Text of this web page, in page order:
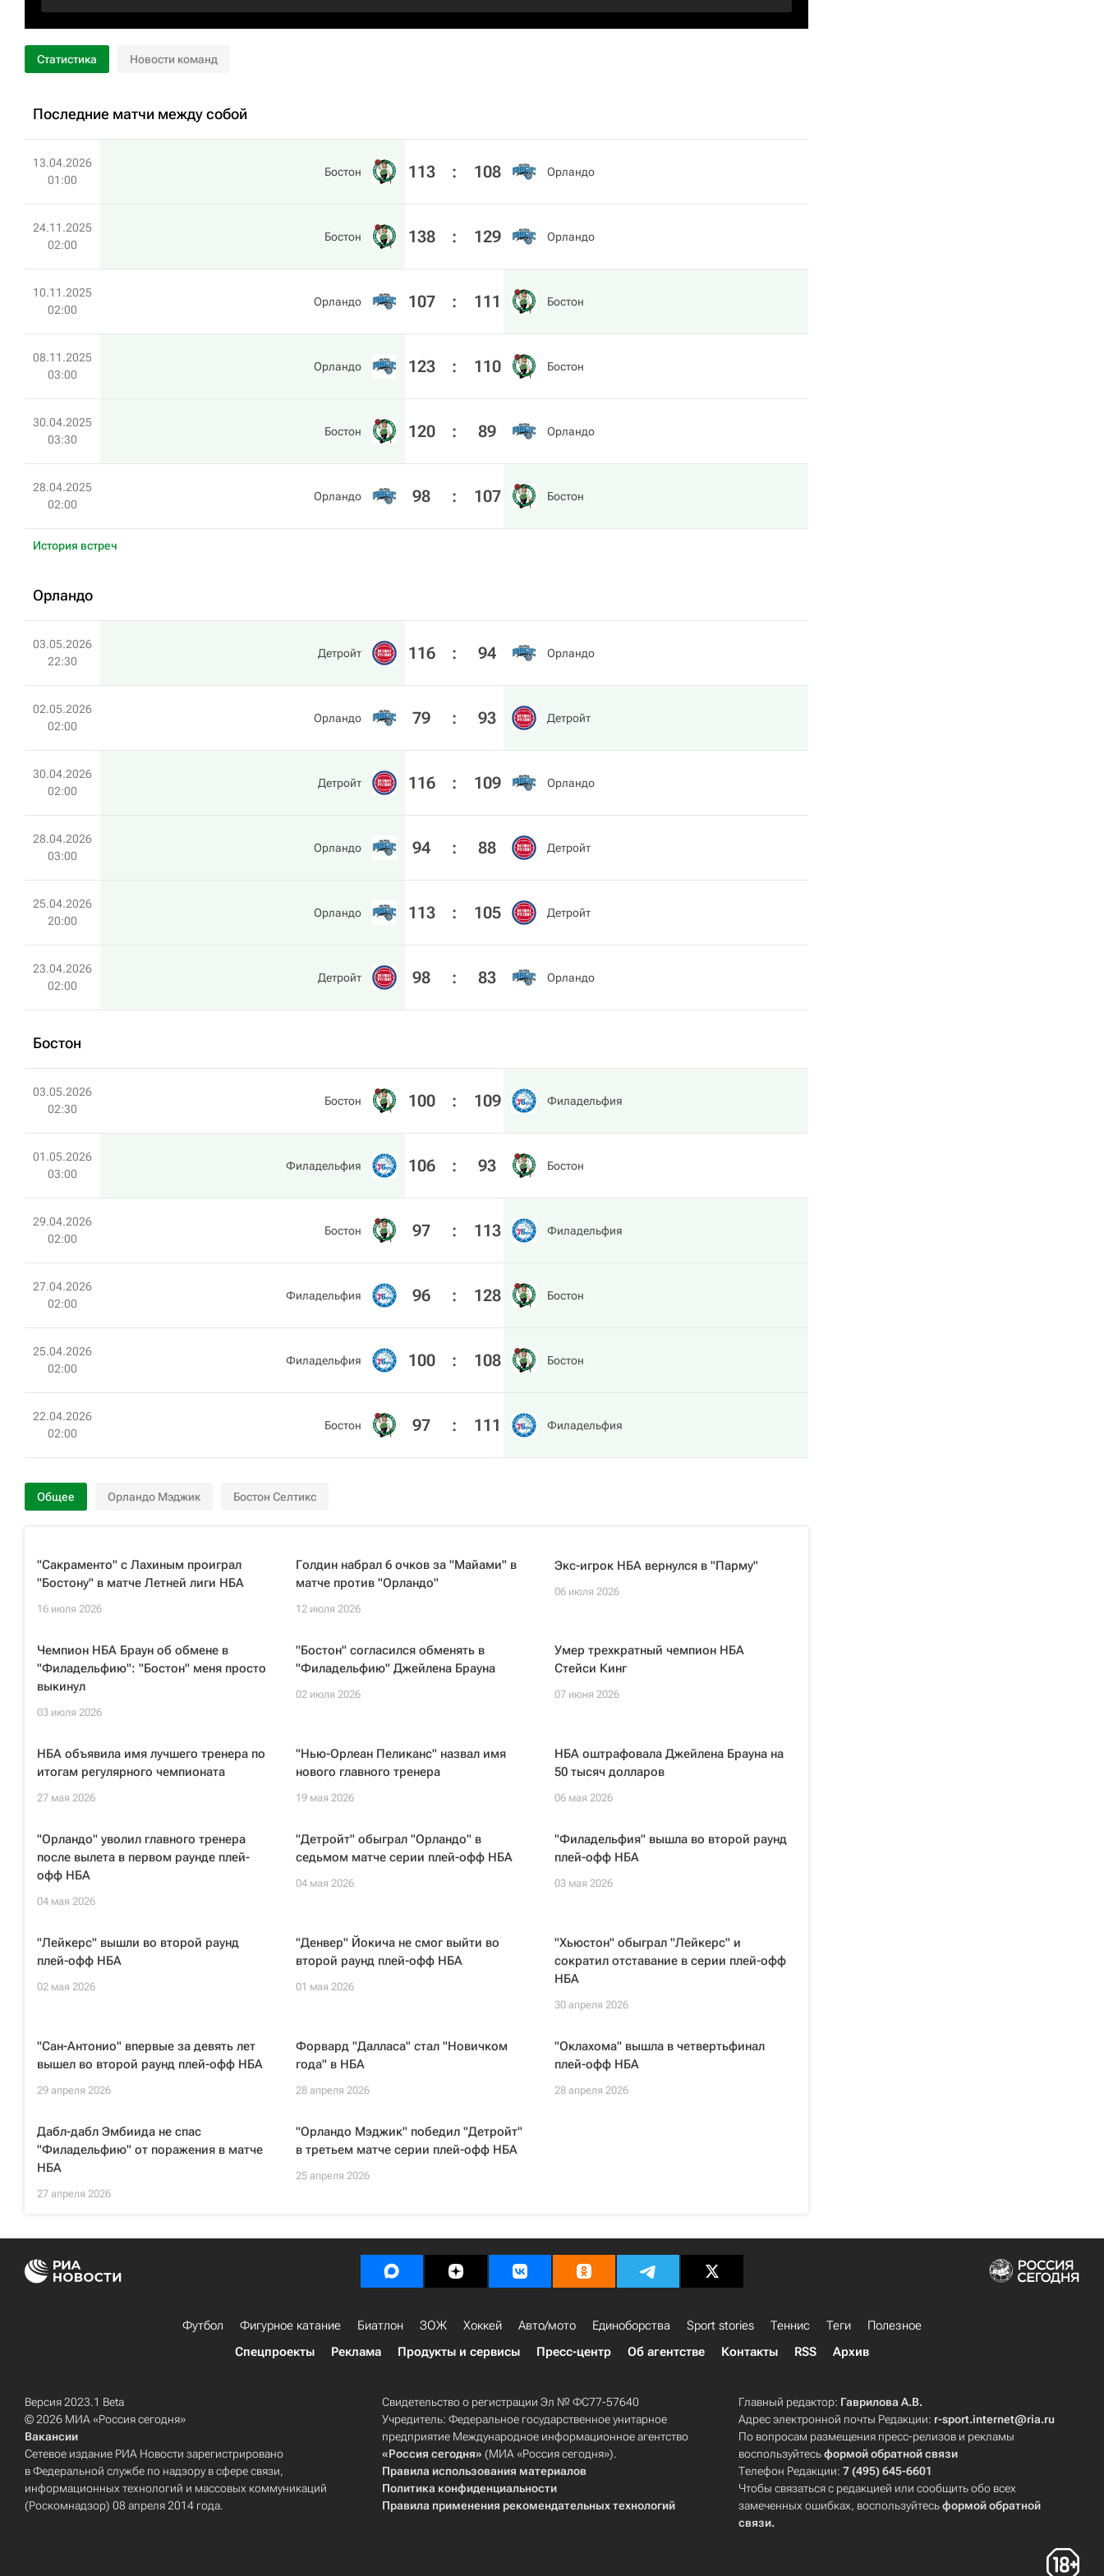
Статистика Новости команд
Последние матчи между собой
13.04.2026
01:00
Бостон 113 : 108 Орландо
24.11.2025
02:00
Бостон 138 : 129 Орландо
10.11.2025
02:00
Орландо 107 : 111 Бостон
08.11.2025
03:00
Орландо 123 : 110 Бостон
30.04.2025
03:30
Бостон 120 : 89 Орландо
28.04.2025
02:00
Орландо 98 : 107 Бостон
История встреч
Орландо
03.05.2026
22:30
Детройт 116 : 94 Орландо
02.05.2026
02:00
Орландо 79 : 93 Детройт
30.04.2026
02:00
Детройт 116 : 109 Орландо
28.04.2026
03:00
Орландо 94 : 88 Детройт
25.04.2026
20:00
Орландо 113 : 105 Детройт
23.04.2026
02:00
Детройт 98 : 83 Орландо
Бостон
03.05.2026
02:30
Бостон 100 : 109 Филадельфия
01.05.2026
03:00
Филадельфия 106 : 93 Бостон
29.04.2026
02:00
Бостон 97 : 113 Филадельфия
27.04.2026
02:00
Филадельфия 96 : 128 Бостон
25.04.2026
02:00
Филадельфия 100 : 108 Бостон
22.04.2026
02:00
Бостон 97 : 111 Филадельфия
Общее Орландо Мэджик Бостон Селтикс
"Сакраменто" с Лахиным проиграл
"Бостону" в матче Летней лиги НБА
16 июля 2026
Голдин набрал 6 очков за "Майами" в
матче против "Орландо"
12 июля 2026
Экс-игрок НБА вернулся в "Парму"
06 июля 2026
Чемпион НБА Браун об обмене в
"Филадельфию": "Бостон" меня просто
выкинул
03 июля 2026
"Бостон" согласился обменять в
"Филадельфию" Джейлена Брауна
02 июля 2026
Умер трехкратный чемпион НБА
Стейси Кинг
07 июня 2026
НБА объявила имя лучшего тренера по
итогам регулярного чемпионата
27 мая 2026
"Нью-Орлеан Пеликанс" назвал имя
нового главного тренера
19 мая 2026
НБА оштрафовала Джейлена Брауна на
50 тысяч долларов
06 мая 2026
"Орландо" уволил главного тренера
после вылета в первом раунде плей-
офф НБА
04 мая 2026
"Детройт" обыграл "Орландо" в
седьмом матче серии плей-офф НБА
04 мая 2026
"Филадельфия" вышла во второй раунд
плей-офф НБА
03 мая 2026
"Лейкерс" вышли во второй раунд
плей-офф НБА
02 мая 2026
"Денвер" Йокича не смог выйти во
второй раунд плей-офф НБА
01 мая 2026
"Хьюстон" обыграл "Лейкерс" и
сократил отставание в серии плей-офф
НБА
30 апреля 2026
"Сан-Антонио" впервые за девять лет
вышел во второй раунд плей-офф НБА
29 апреля 2026
Форвард "Далласа" стал "Новичком
года" в НБА
28 апреля 2026
"Оклахома" вышла в четвертьфинал
плей-офф НБА
28 апреля 2026
Дабл-дабл Эмбиида не спас
"Филадельфию" от поражения в матче
НБА
27 апреля 2026
"Орландо Мэджик" победил "Детройт"
в третьем матче серии плей-офф НБА
25 апреля 2026
Футбол Фигурное катание Биатлон ЗОЖ Хоккей Авто/мото Единоборства Sport stories Теннис Теги
Полезное
Спецпроекты
Реклама Продукты и сервисы Пресс-центр Об агентстве Контакты RSS Архив
Версия 2023.1 Beta
© 2026 МИА «Россия сегодня»
Вакансии
Сетевое издание РИА Новости зарегистрировано
в Федеральной службе по надзору в сфере связи,
информационных технологий и массовых коммуникаций
(Роскомнадзор) 08 апреля 2014 года.
Свидетельство о регистрации Эл № ФС77-57640
Учредитель: Федеральное государственное унитарное
предприятие Международное информационное агентство
«Россия сегодня» (МИА «Россия сегодня»).
Правила использования материалов
Политика конфиденциальности
Правила применения рекомендательных технологий
Главный редактор: Гаврилова А.В.
Адрес электронной почты Редакции: r-sport.internet@ria.ru
По вопросам размещения пресс-релизов и рекламы
воспользуйтесьформой обратной связи
Телефон Редакции:7 (495) 645-6601
Чтобы связаться с редакцией или сообщить обо всех
замеченных ошибках, воспользуйтесьформой обратной
связи.